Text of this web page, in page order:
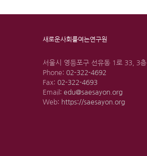
새로운사회를여는연구원
서울시 영등포구 선유동 1로 33, 3층
Phone: 02-322-4692
Fax: 02-322-4693
Email: edu@saesayon.org
Web: https://saesayon.org